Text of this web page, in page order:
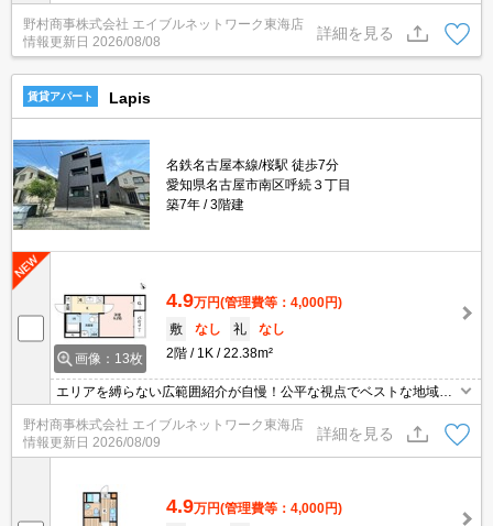
ご提案します。現地集合・オンライン対応！
野村商事株式会社 エイブルネットワーク東海店
情報更新日 2026/08/08
詳細を見る
賃貸アパート Lapis
名鉄名古屋本線/桜駅 徒歩7分
愛知県名古屋市南区呼続３丁目
築7年
3階建
画像：13枚
4.9万円(管理費等：4,000円)
敷
なし 礼
なし
2階
1K 22.38m²
エリアを縛らない広範囲紹介が自慢！公平な視点でベストな地域を
ご提案します。現地集合・オンライン対応！
野村商事株式会社 エイブルネットワーク東海店
情報更新日 2026/08/09
詳細を見る
4.9万円(管理費等：4,000円)